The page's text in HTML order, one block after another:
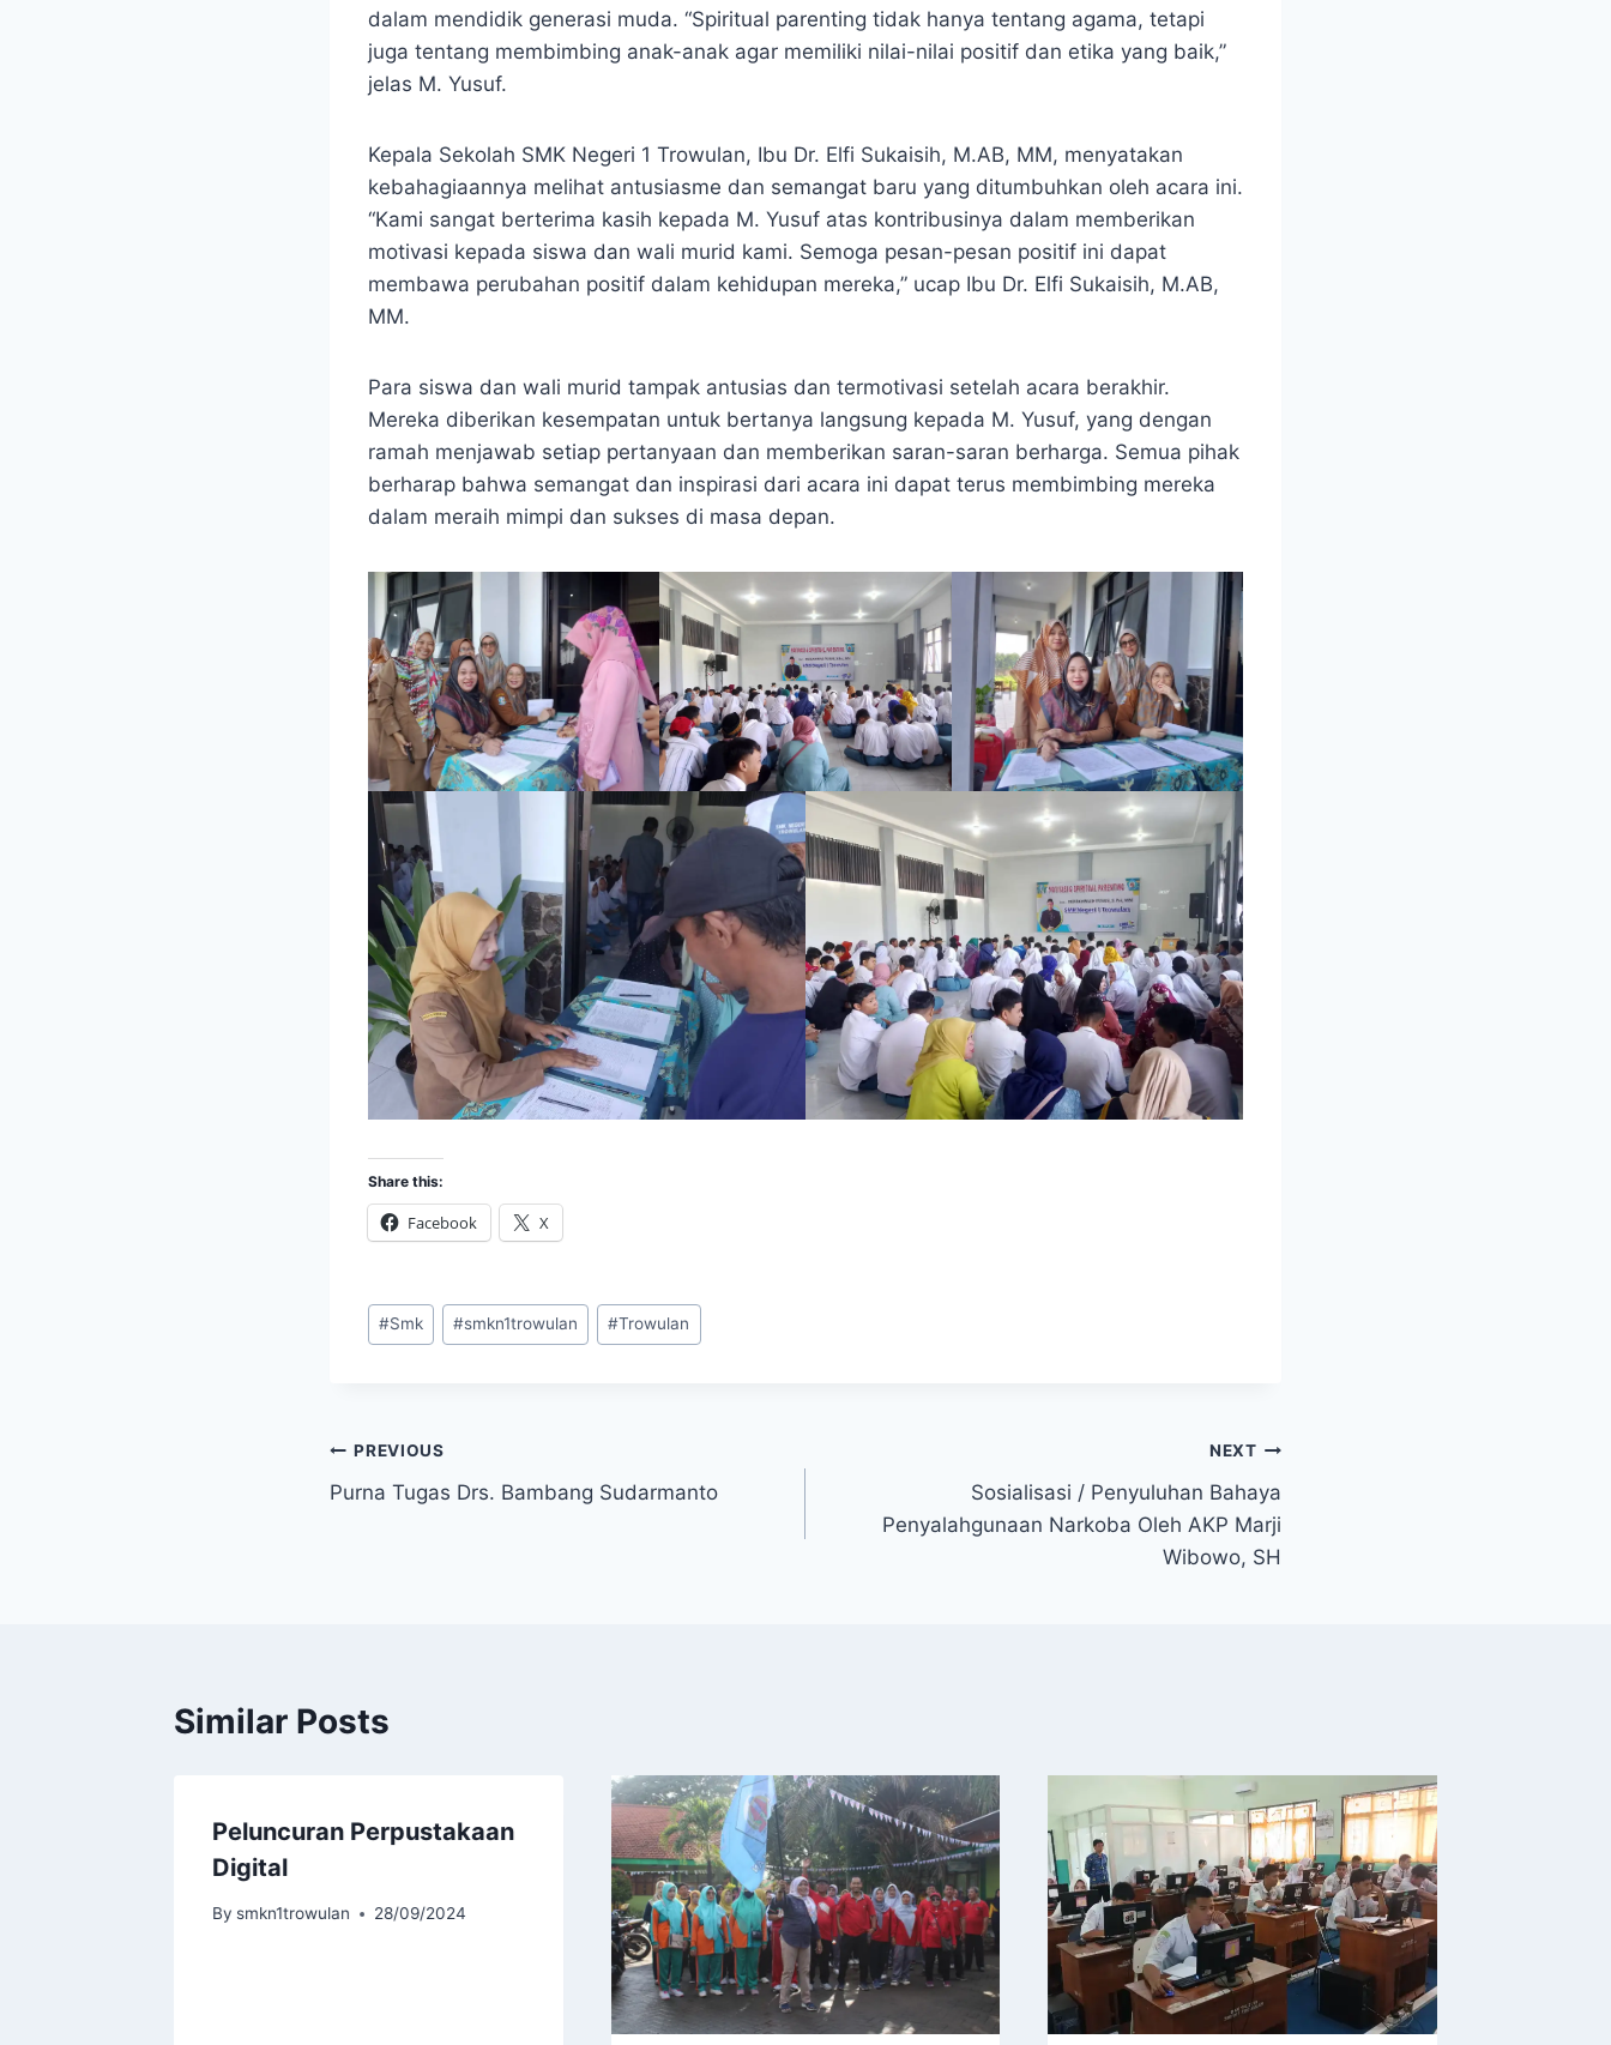
dalam mendidik generasi muda. “Spiritual parenting tidak hanya tentang agama, tetapi
juga tentang membimbing anak-anak agar memiliki nilai-nilai positif dan etika yang baik,”
jelas M. Yusuf.
Kepala Sekolah SMK Negeri 1 Trowulan, Ibu Dr. Elfi Sukaisih, M.AB, MM, menyatakan
kebahagiaannya melihat antusiasme dan semangat baru yang ditumbuhkan oleh acara ini.
“Kami sangat berterima kasih kepada M. Yusuf atas kontribusinya dalam memberikan
motivasi kepada siswa dan wali murid kami. Semoga pesan-pesan positif ini dapat
membawa perubahan positif dalam kehidupan mereka,” ucap Ibu Dr. Elfi Sukaisih, M.AB,
MM.
Para siswa dan wali murid tampak antusias dan termotivasi setelah acara berakhir.
Mereka diberikan kesempatan untuk bertanya langsung kepada M. Yusuf, yang dengan
ramah menjawab setiap pertanyaan dan memberikan saran-saran berharga. Semua pihak
berharap bahwa semangat dan inspirasi dari acara ini dapat terus membimbing mereka
dalam meraih mimpi dan sukses di masa depan.
Share this:
Facebook X
Post
Tags:
#Smk #smkn1trowulan #Trowulan
Post
navigation
PREVIOUS
Purna Tugas Drs. Bambang Sudarmanto
NEXT
Sosialisasi / Penyuluhan Bahaya
Penyalahgunaan Narkoba Oleh AKP Marji
Wibowo, SH
Similar Posts
Peluncuran Perpustakaan
Digital
By smkn1trowulan 28/09/2024